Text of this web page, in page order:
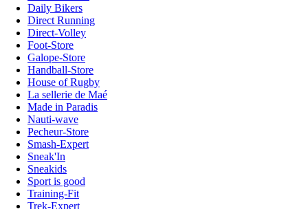
Daily Bikers
Direct Running
Direct-Volley
Foot-Store
Galope-Store
Handball-Store
House of Rugby
La sellerie de Maé
Made in Paradis
Nauti-wave
Pecheur-Store
Smash-Expert
Sneak'In
Sneakids
Sport is good
Training-Fit
Trek-Expert